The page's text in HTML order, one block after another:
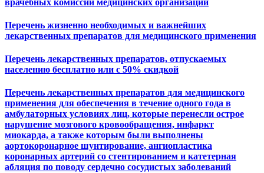
Перечень жизненно необходимых и важнейших
лекарственных препаратов для медицинского применения
Перечень лекарственных препаратов, отпускаемых
населению бесплатно или с 50% скидкой
Перечень лекарственных препаратов для медицинского
применения для обеспечения в течение одного года в
амбулаторных условиях лиц, которые перенесли острое
нарушение мозгового кровообращения, инфаркт
миокарда, а также которым были выполнены
аортокоронарное шунтирование, ангиопластика
коронарных артерий со стентированием и катетерная
абляция по поводу сердечно сосудистых заболеваний